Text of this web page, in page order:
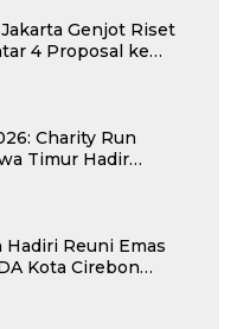
Genjot Riset
4 Proposal ke
Charity Run
Timur Hadir
Reuni Emas
Kota Cirebon